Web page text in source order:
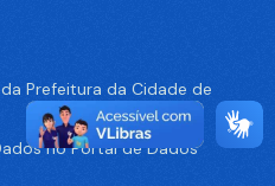
Prefeitura da Cidade de
no Portal de Dados